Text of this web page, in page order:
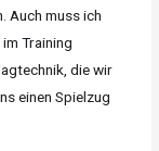
Auch muss ich
Training
die wir
einen Spielzug